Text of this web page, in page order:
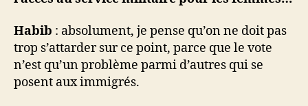
Habib : absolument, je pense qu’on ne doit pas
trop s’attarder sur ce point, parce que le vote
n’est qu’un problème parmi d’autres qui se
posent aux immigrés.